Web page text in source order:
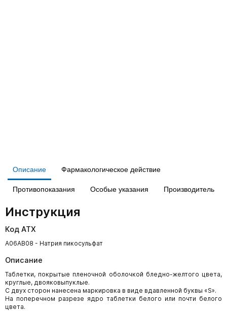
Описание Фармакологическое действие
Противопоказания Особые указания Производитель
Инструкция
Код АТХ
A06AB08 - Натрия пикосульфат
Описание
Таблетки, покрытые пленочной оболочкой бледно-желтого цвета,
круглые, двояковыпуклые.
С двух сторон нанесена маркировка в виде вдавленной буквы «S».
На поперечном разрезе ядро таблетки белого или почти белого
цвета.